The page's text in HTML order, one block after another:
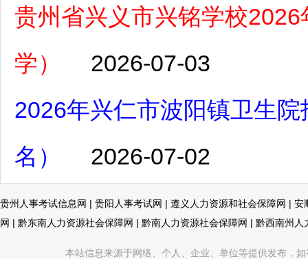
贵州省兴义市兴铭学校
学）
2026-07-03
2026年兴仁市波阳镇卫生
名）
2026-07-02
贵州人事考试信息网 | 贵阳人事考试网 | 遵义人力资源和社会保障网 | 安
网 | 黔东南人力资源社会保障网 | 黔南人力资源社会保障网 | 黔西南州人
本站信息来源于网络、个人、企业、单位等提供发布，